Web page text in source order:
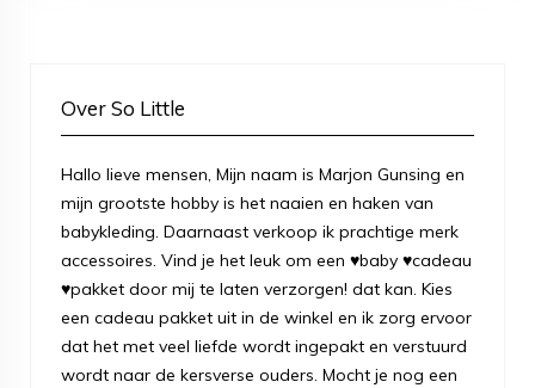
Over So Little
Hallo lieve mensen, Mijn naam is Marjon Gunsing en
mijn grootste hobby is het naaien en haken van
babykleding. Daarnaast verkoop ik prachtige merk
accessoires. Vind je het leuk om een ♥baby ♥cadeau
♥pakket door mij te laten verzorgen! dat kan. Kies
een cadeau pakket uit in de winkel en ik zorg ervoor
dat het met veel liefde wordt ingepakt en verstuurd
wordt naar de kersverse ouders. Mocht je nog een